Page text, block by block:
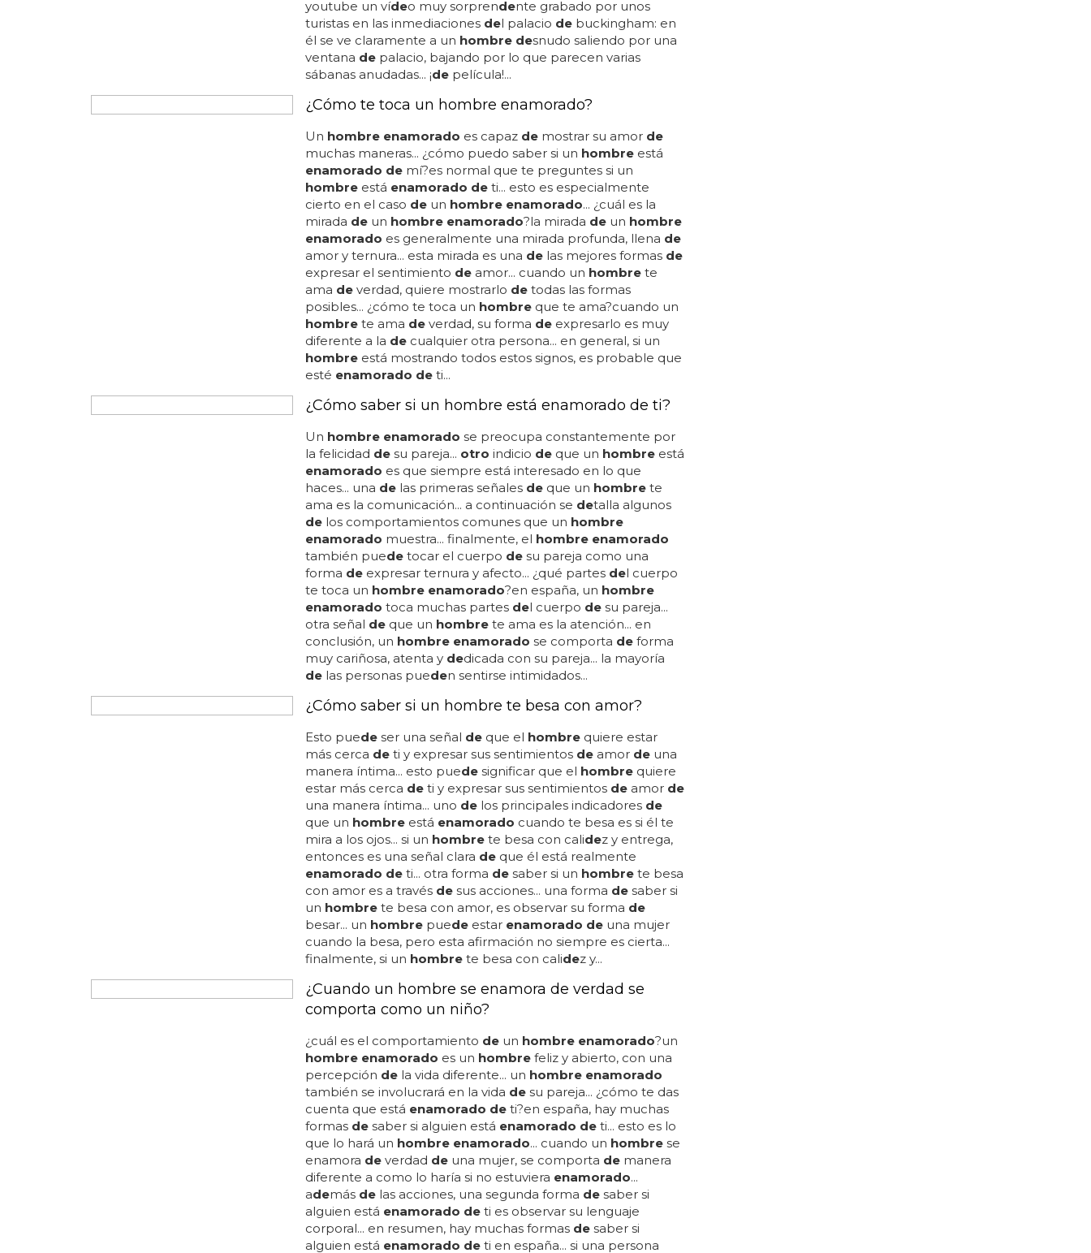
después de la caída que puedes en el vídeo... aparece en
youtube un ví deo muy sorprendente grabado por unos
turistas en las inmediacionesdel palaciode buckingham: en
él se ve claramente a unhombre desnudo saliendo por una
ventana depalacio, bajando por lo que parecen varias
Unhombre enamoradoes capazdemostrar su amorde
muchas maneras... ¿cómo puedo saber si unhombre
enamorado demí?es normal que te preguntes si un
hombreestáenamorado deti... esto es especialmente
cierto en el casodeunhombre enamorado... ¿cuál es la
miradadeunhombre enamorado?la miradadeun hombre
enamoradoes generalmente una mirada profunda, llena de
amor y ternura... esta mirada es unadelas mejores formas
expresar el sentimientodeamor... cuando unhombre
amadeverdad, quiere mostrarlodetodas las formas
posibles... ¿cómo te toca unhombre que te ama?cuando un
hombrete ama deverdad, su formadeexpresarlo es muy
diferente a la decualquier otra persona... en general, si un
hombreestá mostrando todos estos signos, es probable que
Unhombre enamorado se preocupa constantemente por
la felicidaddesu pareja...otroindiciodeque un hombre
enamoradoes que siempre está interesado en lo que
haces... unadelas primeras señalesdeque unhombrete
ama es la comunicación... a continuación sedetalla algunos
delos comportamientos comunes que unhombre
enamoradomuestra... finalmente, elhombre enamorado
también puedetocar el cuerpodesu pareja como una
formadeexpresar ternura y afecto... ¿qué partesdel cuerpo
te toca unhombre enamorado?en españa, unhombre
enamoradotoca muchas partesdel cuerpodesu pareja...
otra señaldeque unhombrete ama es la atención... en
conclusión, unhombre enamoradose comportadeforma
muy cariñosa, atenta ydedicada con su pareja... la mayoría
Esto puedeser una señaldeque elhombrequiere estar
más cercadeti y expresar sus sentimientosdeamordeuna
manera íntima... esto puedesignificar que elhombrequiere
estar más cercadeti y expresar sus sentimientosdeamor
una manera íntima... unodelos principales indicadores de
que unhombreestáenamoradocuando te besa es si él te
mira a los ojos... si unhombrete besa con calidez y entrega,
entonces es una señal claradeque él está realmente
enamorado deti... otra formadesaber si unhombrete besa
con amor es a travésdesus acciones... una formade saber si
unhombrete besa con amor, es observar su formade
besar... un hombrepuede estarenamorado deuna mujer
cuando la besa, pero esta afirmación no siempre es cierta...
¿Cuando un hombre se enamora de verdad se
¿cuál es el comportamientodeunhombre enamorado?un
hombre enamoradoes unhombrefeliz y abierto, con una
percepcióndela vida diferente... un hombre enamorado
también se involucrará en la vida desu pareja... ¿cómo te das
cuenta que está enamorado deti?en españa, hay muchas
formasdesaber si alguien estáenamorado deti... esto es lo
que lo hará unhombre enamorado... cuando unhombrese
enamora deverdad deuna mujer, se comportademanera
diferente a como lo haría si no estuvieraenamorado...
ademásdelas acciones, una segunda forma desaber si
alguien estáenamorado deti es observar su lenguaje
corporal... en resumen, hay muchas formasdesaber si